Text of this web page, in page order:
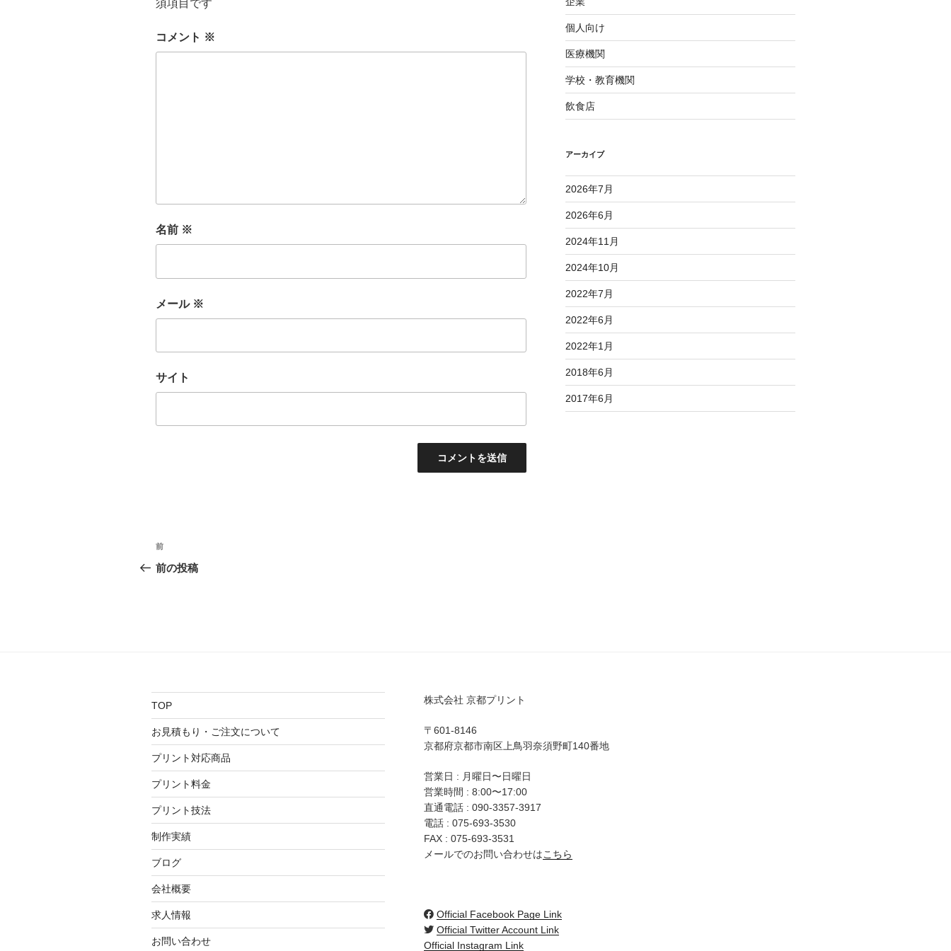
須項目です
コメント ※
名前 ※
メール ※
サイト
投
稿
シ
ョ
ン
前
の
前
前の投稿
個人向け
医療機関
学校・教育機関
飲食店
アーカイブ
2026年7月
2026年6月
2024年11月
2024年10月
2022年7月
2022年6月
2022年1月
2018年6月
2017年6月
TOP
お見積もり・ご注文について
プリント対応商品
プリント料金
プリント技法
制作実績
ブログ
会社概要
求人情報
お問い合わせ
株式会社 京都プリント
〒601-8146
京都府京都市南区上鳥羽奈須野町140番地
営業日 : 月曜日〜日曜日
営業時間 : 8:00〜17:00
直通電話 : 090-3357-3917
電話 : 075-693-3530
FAX : 075-693-3531
メールでのお問い合わせはこちら
Official Facebook Page Link
Official Twitter Account Link
Official Instagram Link